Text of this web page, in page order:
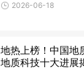
2026-06-18
地热上榜！中国
地质科技十大进展